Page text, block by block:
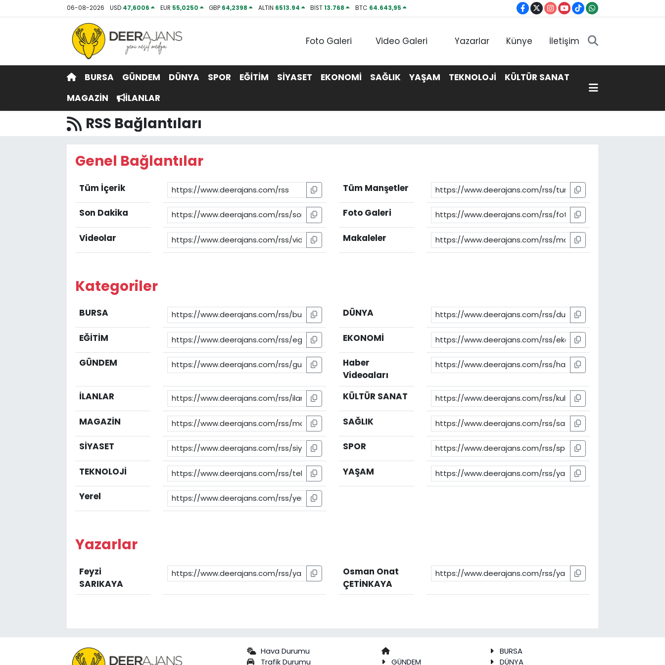
06-08-2026 USD 47,6006 EUR 55,0250 GBP 64,2398 ALTIN 6513.94 BİST13.768 BTC 64.643,95
Foto Galeri Video Galeri Yazarlar Künye İletişim
BURSA GÜNDEM DÜNYA SPOR EĞİTİM SİYASET EKONOMİ SAĞLIK YAŞAM TEKNOLOJİ
KÜLTÜR SANAT
MAGAZİN
İLANLAR
RSS Bağlantıları
Genel Bağlantılar
Tüm İçerik Tüm Manşetler
Son Dakika Foto Galeri
Videolar Makaleler
Kategoriler
BURSA DÜNYA
EĞİTİM EKONOMİ
GÜNDEM
Haber
Videoaları
İLANLAR
KÜLTÜR SANAT
MAGAZİN SAĞLIK
SİYASET SPOR
TEKNOLOJİ YAŞAM
Yerel
Yazarlar
Feyzi
SARIKAYA
Osman Onat
ÇETİNKAYA
Hava Durumu
Trafik Durumu
BURSA
GÜNDEM
DÜNYA
Hava Durumu
Trafik Durumu
Tüm Manşetler
Haber Arşivi